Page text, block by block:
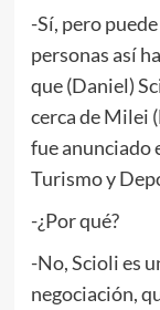
-Sí, pero
personas así
que (Daniel)
cerca de Milei
fue anunciado
Turismo y
-¿Por qué?
-No, Scioli es
negociación,